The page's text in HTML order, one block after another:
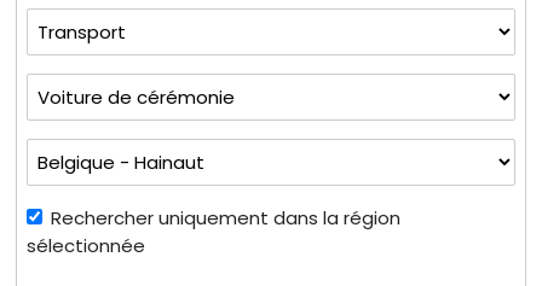
Rechercher uniquement dans la région
sélectionnée